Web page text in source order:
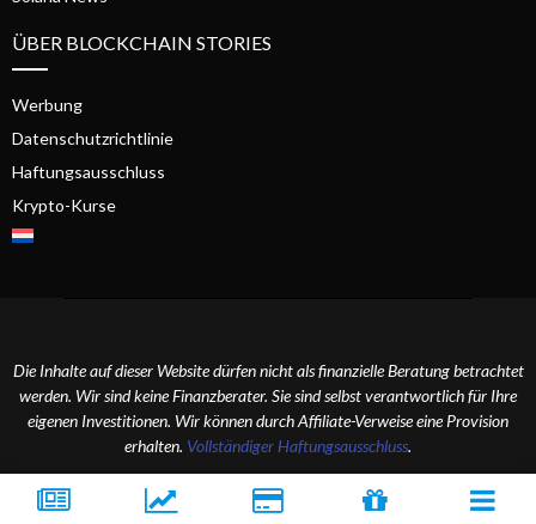
ÜBER BLOCKCHAIN STORIES
Werbung
Datenschutzrichtlinie
Haftungsausschluss
Krypto-Kurse
Die Inhalte auf dieser Website dürfen nicht als finanzielle Beratung betrachtet
werden. Wir sind keine Finanzberater. Sie sind selbst verantwortlich für Ihre
eigenen Investitionen. Wir können durch Affiliate-Verweise eine Provision
erhalten. Vollständiger Haftungsausschluss.